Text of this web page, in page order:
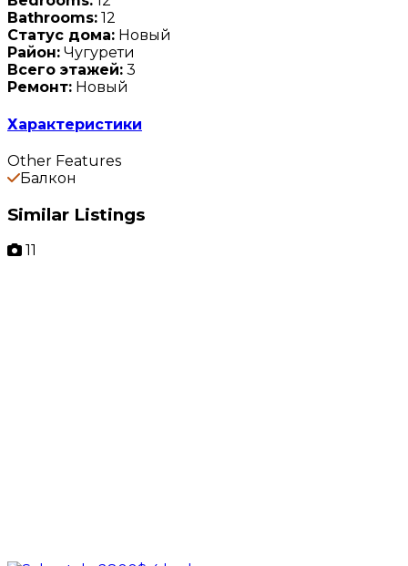
Bathrooms: 12
Статус дома: Новый
Район: Чугурети
Всего этажей: 3
Ремонт: Новый
Характеристики
Other Features
Балкон
Similar Listings
11